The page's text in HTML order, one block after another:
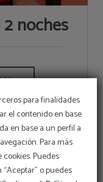
para finalidades
el contenido en base
en base a un perfil a
Para más
Puedes
o puedes
noches